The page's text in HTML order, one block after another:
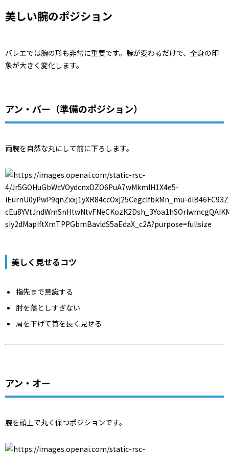
美しい腕のポジション
バレエでは腕の形も非常に重要です。腕が変わるだけで、全身の印
象が大きく変化します。
アン・バー（準備のポジション）
両腕を自然な丸にして前に下ろします。
美しく見せるコツ
指先まで意識する
肘を落としすぎない
肩を下げて首を長く見せる
アン・オー
腕を頭上で丸く保つポジションです。